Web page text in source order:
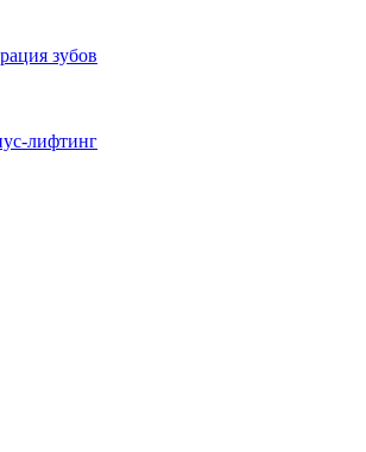
зубов
лифтинг